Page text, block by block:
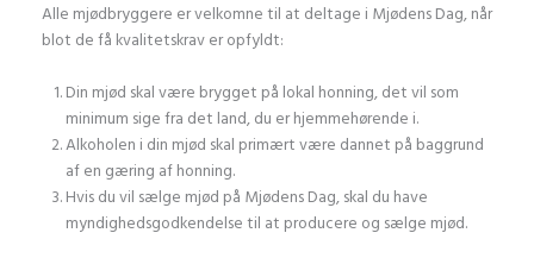
Alle mjødbryggere er velkomne til at deltage i Mjødens Dag, når
blot de få kvalitetskrav er opfyldt:
Din mjød skal være brygget på lokal honning, det vil som
minimum sige fra det land, du er hjemmehørende i.
Alkoholen i din mjød skal primært være dannet på baggrund
af en gæring af honning.
Hvis du vil sælge mjød på Mjødens Dag, skal du have
myndighedsgodkendelse til at producere og sælge mjød.